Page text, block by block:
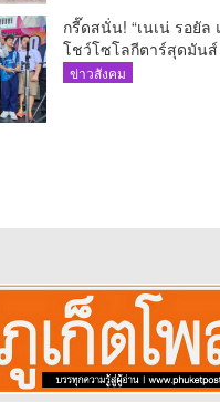
กรี๊ดสนั่น! “เนเน่ รอยัล
โชว์โซโลกีตาร์สุดมันส์
ภูเก็ตนั่งไม่ติด ทั้งเต้น-ร้อ
ข่าวสังคม